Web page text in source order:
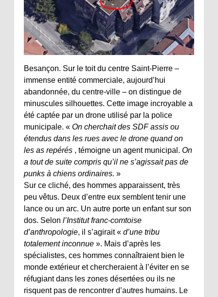
Besançon. Sur le toit du centre Saint-Pierre –
immense entité commerciale, aujourd’hui
abandonnée, du centre-ville – on distingue de
minuscules silhouettes. Cette image incroyable a
été captée par un drone utilisé par la police
municipale. « On cherchait des SDF assis ou
étendus dans les rues avec le drone quand on
les as repérés , témoigne un agent municipal. On
a tout de suite compris qu’il ne s’agissait pas de
punks à chiens ordinaires. »
Sur ce cliché, des hommes apparaissent, très
peu vêtus. Deux d’entre eux semblent tenir une
lance ou un arc. Un autre porte un enfant sur son
dos. Selon l’Institut franc-comtoise
d’anthropologie, il s’agirait « d’une tribu
totalement inconnue ». Mais d’après les
spécialistes, ces hommes connaîtraient bien le
monde extérieur et chercheraient à l’éviter en se
réfugiant dans les zones désertées ou ils ne
risquent pas de rencontrer d’autres humains. Le